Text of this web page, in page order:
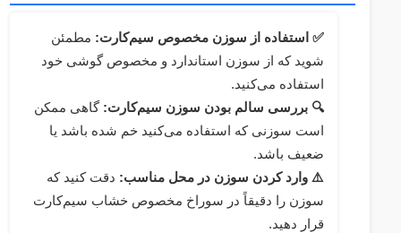
✅ استفاده از سوزن مخصوص سیم‌کارت: مطمئن
شوید که از سوزن استاندارد و مخصوص گوشی خود
استفاده می‌کنید.
🔍 بررسی سالم بودن سوزن سیم‌کارت: گاهی ممکن
است سوزنی که استفاده می‌کنید خم شده باشد یا
ضعیف باشد.
⚠️ وارد کردن سوزن در محل مناسب:دقت کنید که
سوزن را دقیقاً در سوراخ مخصوص خشاب سیم‌کارت
قرار دهید.